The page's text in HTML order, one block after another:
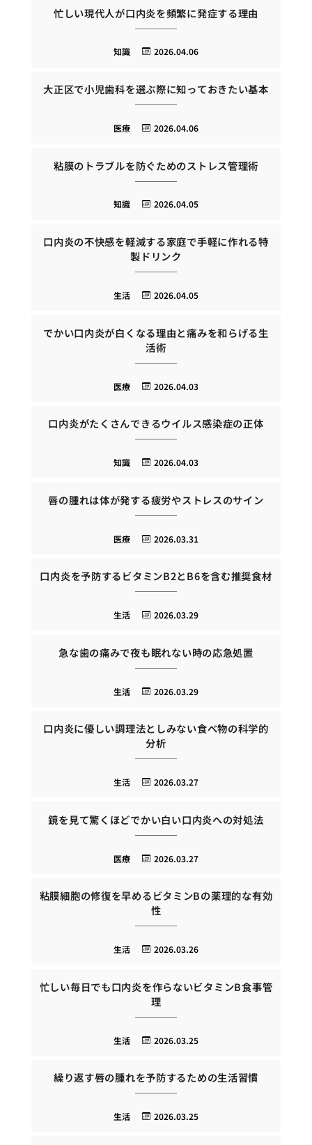
忙しい現代人が口内炎を頻繁に発症する理由
2026.04.06
知識
大正区で小児歯科を選ぶ際に知っておきたい基本
2026.04.06
医療
粘膜のトラブルを防ぐためのストレス管理術
2026.04.05
知識
口内炎の不快感を軽減する家庭で手軽に作れる特
製ドリンク
2026.04.05
生活
でかい口内炎が白くなる理由と痛みを和らげる生
活術
2026.04.03
医療
口内炎がたくさんできるウイルス感染症の正体
2026.04.03
知識
唇の腫れは体が発する疲労やストレスのサイン
2026.03.31
医療
口内炎を予防するビタミンB2とB6を含む推奨食材
2026.03.29
生活
急な歯の痛みで夜も眠れない時の応急処置
2026.03.29
生活
口内炎に優しい調理法としみない食べ物の科学的
分析
2026.03.27
生活
鏡を見て驚くほどでかい白い口内炎への対処法
2026.03.27
医療
粘膜細胞の修復を早めるビタミンBの薬理的な有効
性
2026.03.26
生活
忙しい毎日でも口内炎を作らないビタミンB食事管
理
2026.03.25
生活
繰り返す唇の腫れを予防するための生活習慣
2026.03.25
生活